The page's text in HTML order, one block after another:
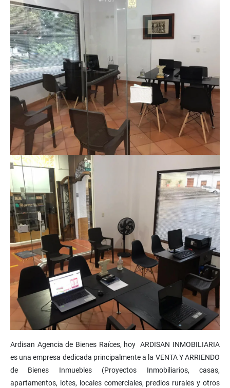
Ardisan Agencia de Bienes Raíces, hoy ARDISAN INMOBILIARIA
es una empresa dedicada principalmente a la VENTA Y ARRIENDO
de Bienes Inmuebles (Proyectos Inmobiliarios, casas,
apartamentos, lotes, locales comerciales, predios rurales y otros